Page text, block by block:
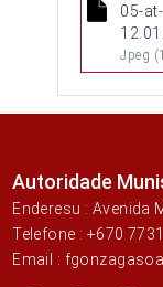
05-at-
Jpeg
Autoridade
Enderesu : Avenida
Telefone : +670
Email :